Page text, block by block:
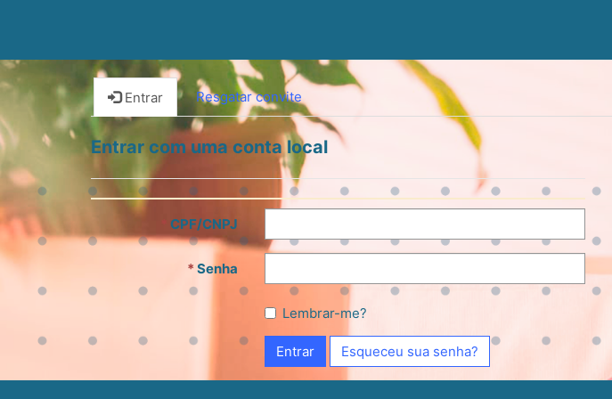
Entrar Resgatar convite
Entrar com uma conta local
CPF/CNPJ
Senha
Lembrar-me?
Entrar Esqueceu sua senha?